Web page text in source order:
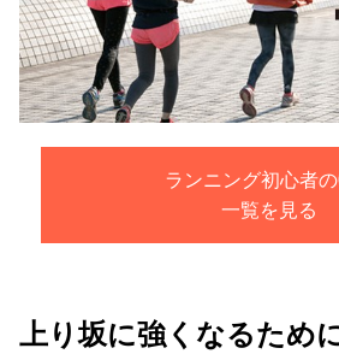
ランニング初心者
一覧を見る
上り坂に強くなるため